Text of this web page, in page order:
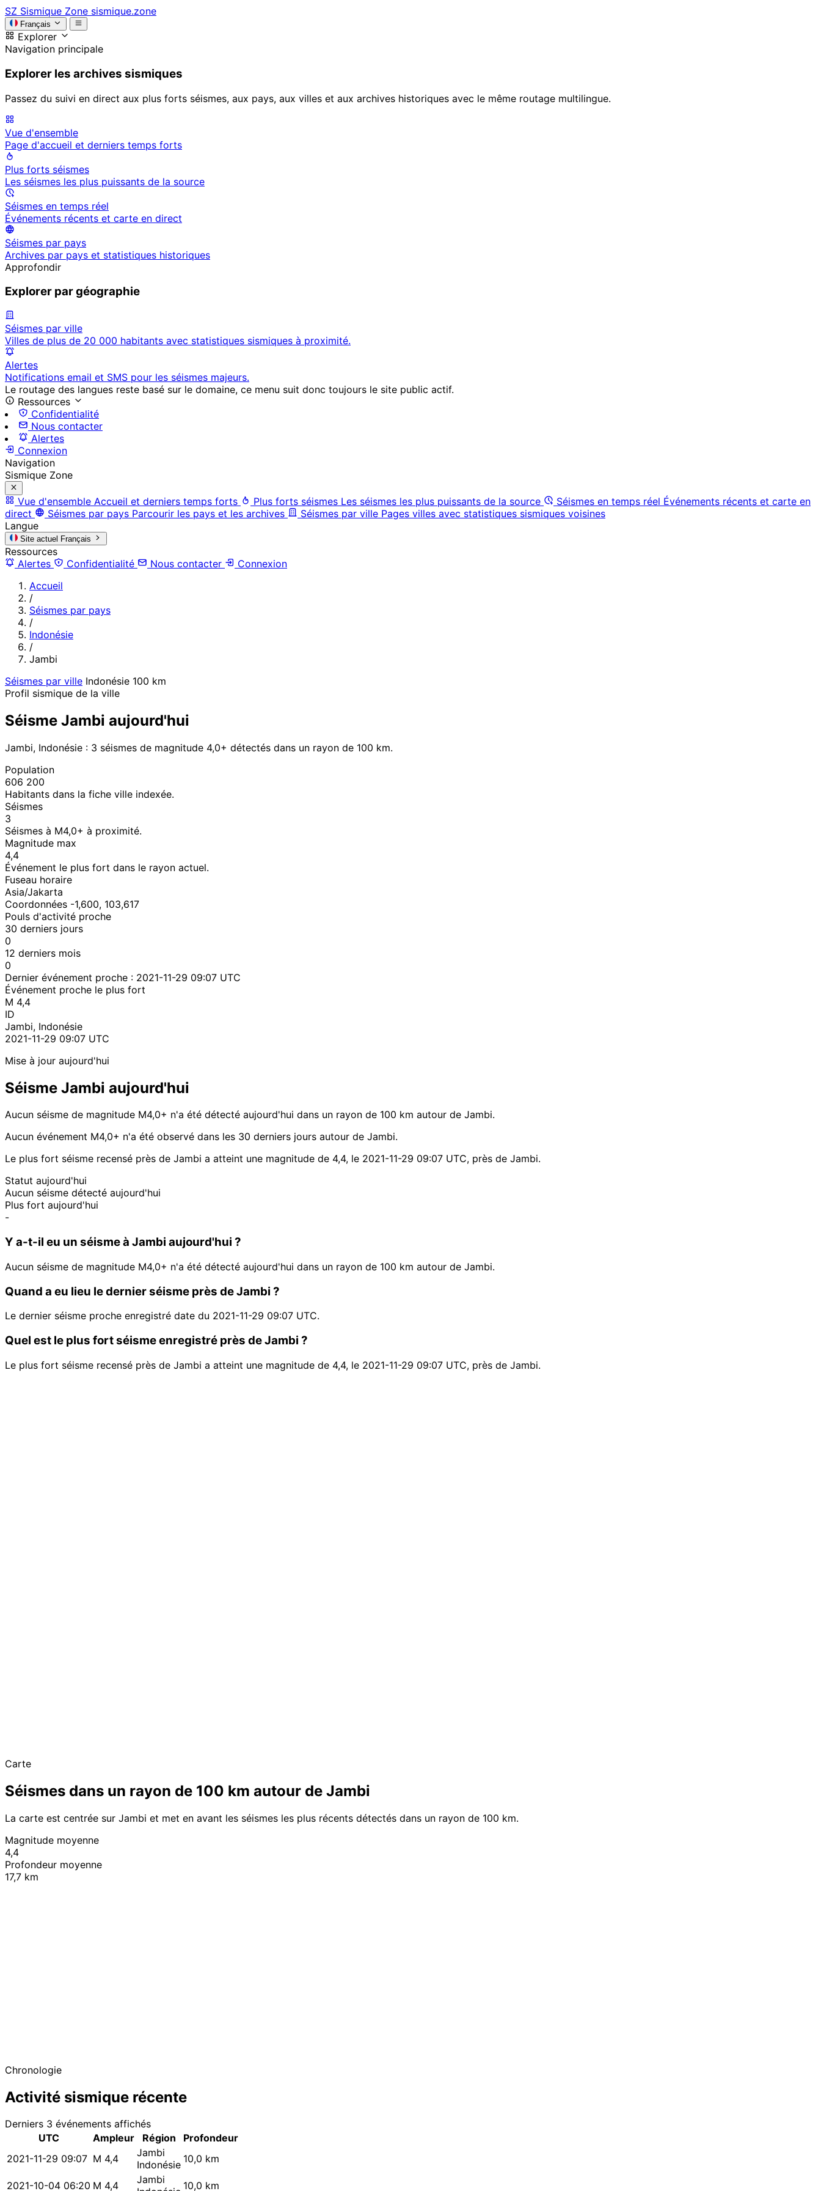
SZ Sismique Zone sismique.zone
Français
Explorer
Navigation principale
Explorer les archives sismiques
Passez du suivi en direct aux plus forts séismes, aux pays, aux villes et aux archives historiques avec le même routage multilingue.
Vue d'ensemble
Page d'accueil et derniers temps forts
Plus forts séismes
Les séismes les plus puissants de la source
Séismes en temps réel
Événements récents et carte en direct
Séismes par pays
Archives par pays et statistiques historiques
Approfondir
Explorer par géographie
Séismes par ville
Villes de plus de 20 000 habitants avec statistiques sismiques à proximité.
Alertes
Notifications email et SMS pour les séismes majeurs.
Le routage des langues reste basé sur le domaine, ce menu suit donc toujours le site public actif.
Ressources
Confidentialité
Nous contacter
Alertes
Connexion
Navigation
Sismique Zone
Vue d'ensemble Accueil et derniers temps forts Plus forts séismes Les séismes les plus puissants de la source Séismes en temps réel Événements récents et carte en
direct
Séismes par pays Parcourir les pays et les archives Séismes par ville Pages villes avec statistiques sismiques voisines
Langue
Site actuel Français
Ressources
Alertes
Confidentialité Nous contacter
Connexion
Accueil
/
Séismes par pays
/
Indonésie
/
Jambi
Séismes par ville Indonésie 100 km
Profil sismique de la ville
Séisme Jambi aujourd'hui
Jambi, Indonésie : 3 séismes de magnitude 4,0+ détectés dans un rayon de 100 km.
Population
606 200
Habitants dans la fiche ville indexée.
Séismes
3
Séismes à M4,0+ à proximité.
Magnitude max
4,4
Événement le plus fort dans le rayon actuel.
Fuseau horaire
Asia/Jakarta
Coordonnées -1,600, 103,617
Pouls d'activité proche
30 derniers jours
0
12 derniers mois
0
Dernier événement proche : 2021-11-29 09:07 UTC
Événement proche le plus fort
M 4,4
ID
Jambi, Indonésie
2021-11-29 09:07 UTC
Mise à jour aujourd'hui
Séisme Jambi aujourd'hui
Aucun séisme de magnitude M4,0+ n'a été détecté aujourd'hui dans un rayon de 100 km autour de Jambi.
Aucun événement M4,0+ n'a été observé dans les 30 derniers jours autour de Jambi.
Le plus fort séisme recensé près de Jambi a atteint une magnitude de 4,4, le 2021-11-29 09:07 UTC, près de Jambi.
Statut aujourd'hui
Aucun séisme détecté aujourd'hui
Plus fort aujourd'hui
-
Y a-t-il eu un séisme à Jambi aujourd'hui ?
Aucun séisme de magnitude M4,0+ n'a été détecté aujourd'hui dans un rayon de 100 km autour de Jambi.
Quand a eu lieu le dernier séisme près de Jambi ?
Le dernier séisme proche enregistré date du 2021-11-29 09:07 UTC.
Quel est le plus fort séisme enregistré près de Jambi ?
Le plus fort séisme recensé près de Jambi a atteint une magnitude de 4,4, le 2021-11-29 09:07 UTC, près de Jambi.
Carte
Séismes dans un rayon de 100 km autour de Jambi
La carte est centrée sur Jambi et met en avant les séismes les plus récents détectés dans un rayon de 100 km.
Magnitude moyenne
4,4
Profondeur moyenne
17,7 km
Chronologie
Activité sismique récente
Derniers 3 événements affichés
UTC
Ampleur Région
Profondeur
2021-11-29 09:07 M 4,4
Jambi
Indonésie 10,0 km
2021-10-04 06:20 M 4,4
Jambi
10,0 km